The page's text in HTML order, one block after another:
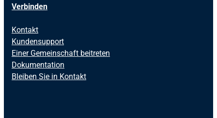
Verbinden
Kontakt
Kundensupport
Einer Gemeinschaft beitreten
Dokumentation
Bleiben Sie in Kontakt